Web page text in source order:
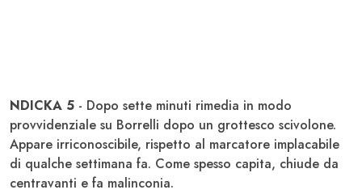
NDICKA 5 - Dopo sette minuti rimedia in modo
provvidenziale su Borrelli dopo un grottesco scivolone.
Appare irriconoscibile, rispetto al marcatore implacabile
di qualche settimana fa. Come spesso capita, chiude da
centravanti e fa malinconia.